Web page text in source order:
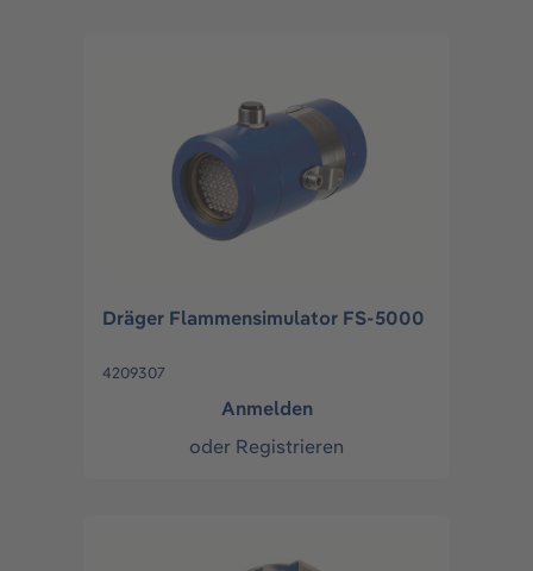
Dräger Flammensimulator FS-5000
4209307
Anmelden
oder Registrieren